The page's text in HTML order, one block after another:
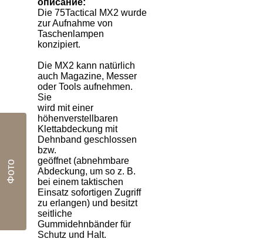
Die 75Tactical MX2 wurde
zur Aufnahme von
Taschenlampen
konzipiert.
Die MX2 kann natürlich
auch Magazine, Messer
oder Tools aufnehmen.
Sie
wird mit einer
höhenverstellbaren
Klettabdeckung mit
Dehnband geschlossen
bzw.
geöffnet (abnehmbare
Abdeckung, um so z. B.
bei einem taktischen
Einsatz sofortigen Zugriff
zu erlangen) und besitzt
seitliche
Gummidehnbänder für
Schutz und Halt.
Фото